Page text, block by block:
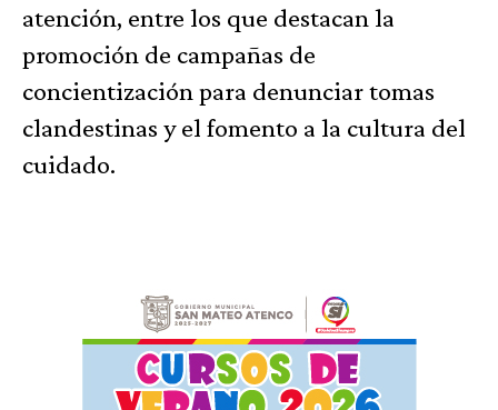
atención, entre los que destacan la
promoción de campañas de
concientización para denunciar tomas
clandestinas y el fomento a la cultura del
cuidado.